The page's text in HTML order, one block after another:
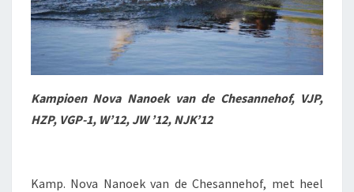
Kampioen Nova Nanoek van de Chesannehof, VJP,
HZP, VGP-1, W’12, JW ’12, NJK’12
Kamp. Nova Nanoek van de Chesannehof, met heel